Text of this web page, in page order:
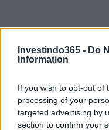
Investindo365 - Do
Information
If you wish to opt-out of
processing of your
targeted advertising by
section to confirm your